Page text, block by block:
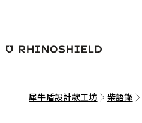
犀牛盾設計款工坊 柴語錄